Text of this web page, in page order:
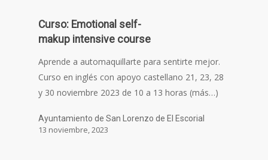
Curso: Emotional self-
makup intensive course
Aprende a automaquillarte para sentirte mejor.
Curso en inglés con apoyo castellano 21, 23, 28
y 30 noviembre 2023 de 10 a 13 horas (más…)
Ayuntamiento de San Lorenzo de El Escorial
13 noviembre, 2023